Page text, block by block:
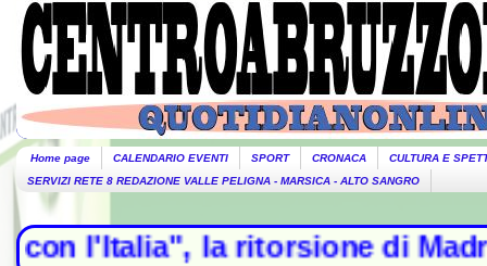
Home page CALENDARIO EVENTI SPORT CRONACA
CULTURA E
SERVIZI RETE 8 REDAZIONE VALLE PELIGNA - MARSICA - ALTO SANGRO
la ritorsione di Madrid -